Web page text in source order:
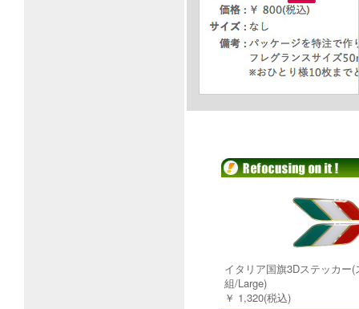
イタリア国旗3Dステッカー
組/Large)
￥ 1,320(税込)